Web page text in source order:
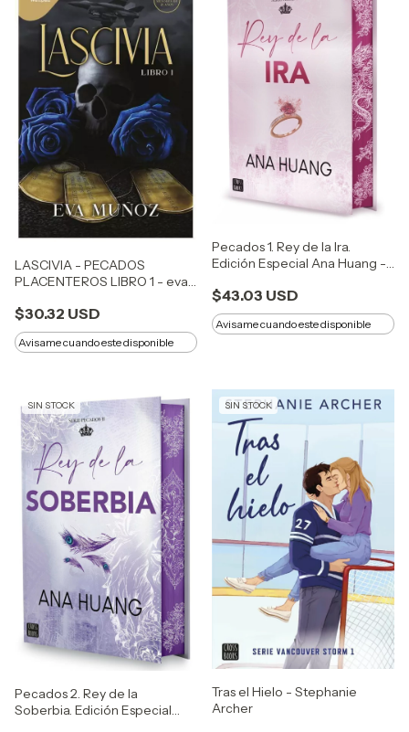
LASCIVIA - PECADOS
PLACENTEROS LIBRO 1 - eva
$30.32 USD
Avisame cuando este disponible
Pecados 1. Rey de la Ira.
Edición Especial Ana Huang -
$43.03 USD
Avisame cuando este disponible
SIN STOCK
Pecados 2. Rey de la
Soberbia. Edición Especial
SIN STOCK
Tras el Hielo - Stephanie
Archer